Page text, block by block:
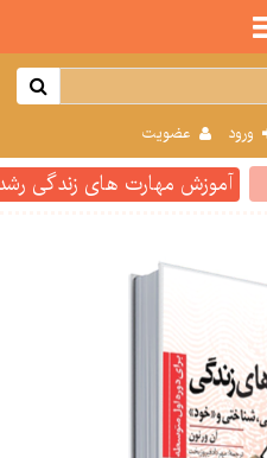
ورود عضویت
آموزش مهارت های زندگی